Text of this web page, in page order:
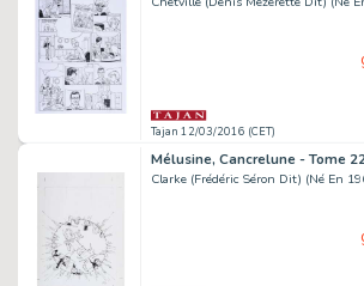
Tajan 12/03/2016 (CET)
Mélusine, Cancrelune - Tome
Clarke (Frédéric Séron Dit) (Né En